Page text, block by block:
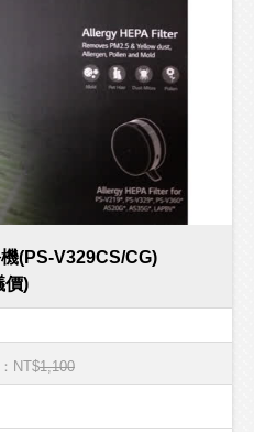
(PS-V329CS/CG)
價)
NT$1,100